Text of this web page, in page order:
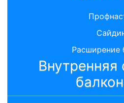
Расширение
Внутренняя